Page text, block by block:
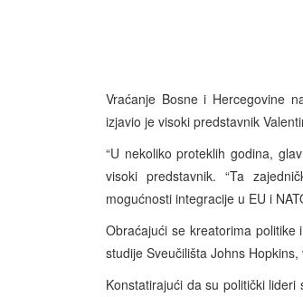
Vraćanje Bosne i Hercegovine
izjavio je visoki predstavnik
“U nekoliko proteklih godina,
visoki predstavnik. “Ta
mogućnosti integracije u EU i
Obraćajući se kreatorima
studije Sveučilišta Johns
Konstatirajući da su politički